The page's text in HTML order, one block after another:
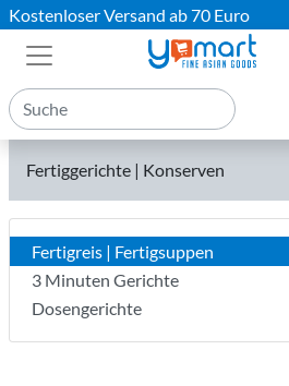
Kostenloser Versand ab 70 Euro
Fertiggerichte | Konserven
Fertigreis | Fertigsuppen
3 Minuten Gerichte
Dosengerichte